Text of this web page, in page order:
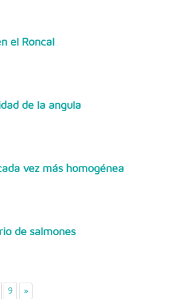
el Roncal
de la angula
vez más homogénea
de salmones
9 »